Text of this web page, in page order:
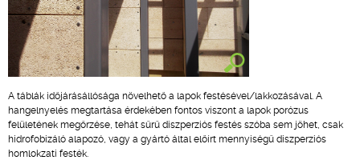
A táblák időjárásállósága növelhető a lapok festésével/lakkozásával. A
hangelnyelés megtartása érdekében fontos viszont a lapok porózus
felületének megőrzése, tehát sűrű diszperziós festés szóba sem jöhet, csak
hidrofobizáló alapozó, vagy a gyártó által előírt mennyiségű diszperziós
homlokzati festék.